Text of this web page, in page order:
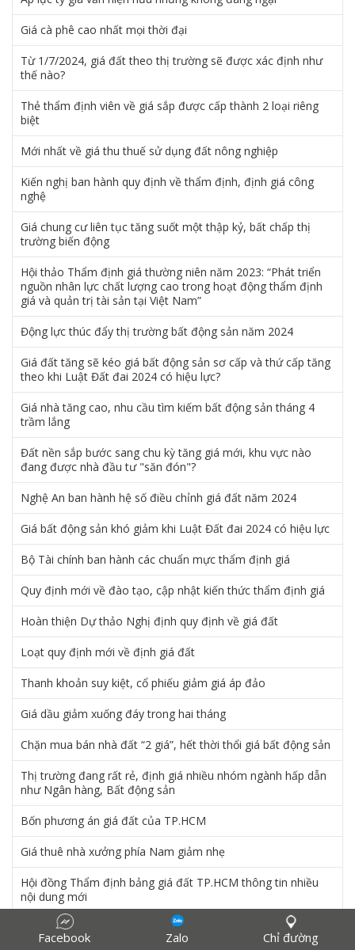
Giá cà phê cao nhất mọi thời đại
Từ 1/7/2024, giá đất theo thị trường sẽ được xác định như
thế nào?
Thẻ thẩm định viên về giá sắp được cấp thành 2 loại riêng
biệt
Mới nhất về giá thu thuế sử dụng đất nông nghiệp
Kiến nghị ban hành quy định về thẩm định, định giá công
nghệ
Giá chung cư liên tục tăng suốt một thập kỷ, bất chấp thị
trường biến động
Hội thảo Thẩm định giá thường niên năm 2023: “Phát triển
nguồn nhân lực chất lượng cao trong hoạt động thẩm định
giá và quản trị tài sản tại Việt Nam”
Động lực thúc đẩy thị trường bất động sản năm 2024
Giá đất tăng sẽ kéo giá bất động sản sơ cấp và thứ cấp tăng
theo khi Luật Đất đai 2024 có hiệu lực?
Giá nhà tăng cao, nhu cầu tìm kiếm bất động sản tháng 4
trầm lắng
Đất nền sắp bước sang chu kỳ tăng giá mới, khu vực nào
đang được nhà đầu tư "săn đón"?
Nghệ An ban hành hệ số điều chỉnh giá đất năm 2024
Giá bất động sản khó giảm khi Luật Đất đai 2024 có hiệu lực
Bộ Tài chính ban hành các chuẩn mực thẩm định giá
Quy định mới về đào tạo, cập nhật kiến thức thẩm định giá
Hoàn thiện Dự thảo Nghị định quy định về giá đất
Loạt quy định mới về định giá đất
Thanh khoản suy kiệt, cổ phiếu giảm giá áp đảo
Giá dầu giảm xuống đáy trong hai tháng
Chặn mua bán nhà đất “2 giá”, hết thời thổi giá bất động sản
Thị trường đang rất rẻ, định giá nhiều nhóm ngành hấp dẫn
như Ngân hàng, Bất động sản
Bốn phương án giá đất của TP.HCM
Giá thuê nhà xưởng phía Nam giảm nhẹ
Hội đồng Thẩm định bảng giá đất TP.HCM thông tin nhiều
nội dung mới
Hơn 250 bài tham dự cuộc thi viết “Thẩm định giá Việt Nam
vì sự phát triển kinh tế - xã hội của đất nước"
Facebook Zalo Chỉ đường